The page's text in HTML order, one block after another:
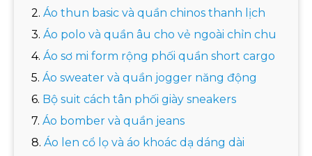
Áo thun basic và quần chinos thanh lịch
Áo polo và quần âu cho vẻ ngoài chỉn chu
Áo sơ mi form rộng phối quần short cargo
Áo sweater và quần jogger năng động
Bộ suit cách tân phối giày sneakers
Áo bomber và quần jeans
Áo len cổ lọ và áo khoác dạ dáng dài